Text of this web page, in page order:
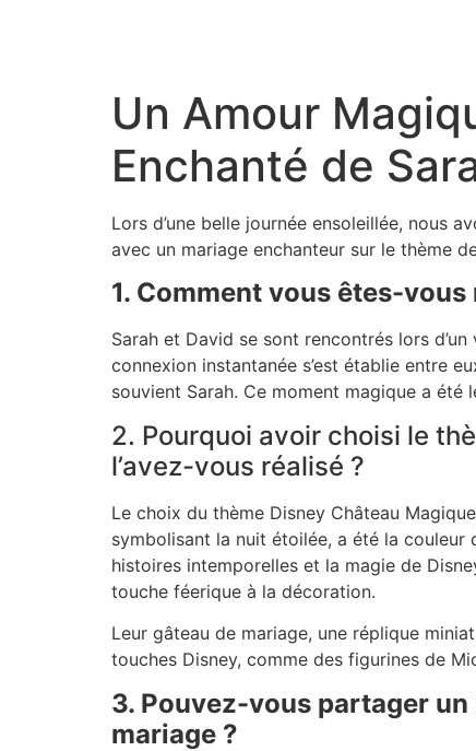
Un Amour
Enchanté de
Lors d’une belle journée ensoleillée, nous
avec un mariage enchanteur sur le thème
1. Comment vous êtes-
Sarah et David se sont rencontrés lors
connexion instantanée s’est établie entre
souvient Sarah. Ce moment magique a été
2. Pourquoi avoir choisi le
l’avez-vous réalisé ?
Le choix du thème Disney Château
symbolisant la nuit étoilée, a été la
histoires intemporelles et la magie de
touche féerique à la décoration.
Leur gâteau de mariage, une réplique
touches Disney, comme des figurines de
3. Pouvez-vous partager
mariage ?